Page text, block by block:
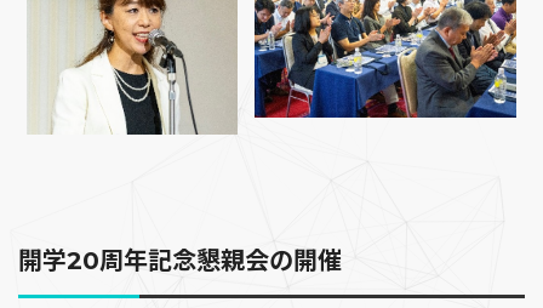
開学20周年記念懇親会の開催